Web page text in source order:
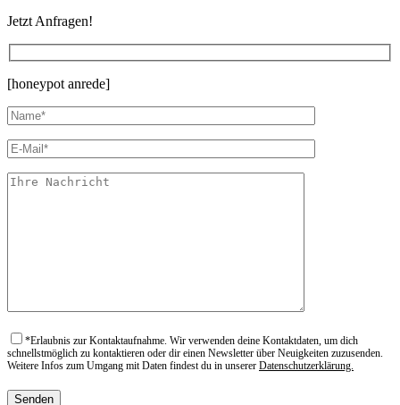
Jetzt Anfragen!
[honeypot anrede]
*Erlaubnis zur Kontaktaufnahme. Wir verwenden deine Kontaktdaten, um dich
schnellstmöglich zu kontaktieren oder dir einen Newsletter über Neuigkeiten zuzusenden.
Weitere Infos zum Umgang mit Daten findest du in unserer Datenschutzerklärung.